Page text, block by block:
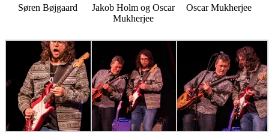
Søren Bøjgaard
Jakob Holm og Oscar
Mukherjee
Oscar Mukherjee